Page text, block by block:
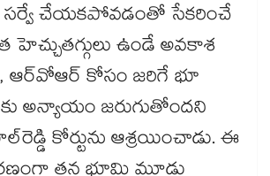
చేయకపోవడంతో సేకరించే
ఉండే అవకాశ
కోసం జరిగే భూ
అన్యాయం జరుగుతోందని
కోర్టును ఆశ్రయించాడు. ఈ